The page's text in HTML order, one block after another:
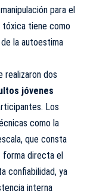
para el
tóxica tiene como
la autoestima
realizaron dos
jóvenes
Los
como la
que consta
forma directa el
confiabilidad, ya
interna